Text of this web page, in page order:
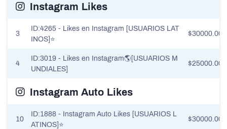
Instagram Likes
3
ID:4265 - Likes en Instagram [USUARIOS LAT
INOS]⭐
$30000.00
4
ID:3019 - Likes en Instagram🌎[USUARIOS M
UNDIALES]
$25000.00
Instagram Auto Likes
10
ID:1888 - Instagram Auto Likes [USUARIOS L
ATINOS]⭐
$30000.00